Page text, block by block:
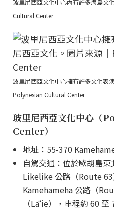
玻里尼西亞文化中心內有許多海島文
Cultural Center
波里尼西亞文化中心擁有許多文化表
Polynesian Cultural Center
玻里尼西亞文化中心
Center）
地址：55-370
自駕交通：位於歐胡島
Likelike 公路（Route
Kamehameha 公路（
（Lāʻie），車程約 60 至